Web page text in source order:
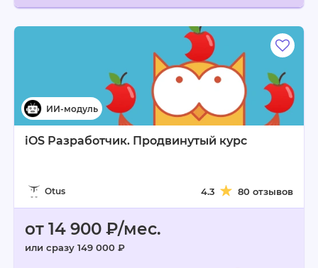
iOS Разработчик. Продвинутый курс
Otus 4.3 80 отзывов
от 14 900 ₽/мес.
или сразу 149 000 ₽